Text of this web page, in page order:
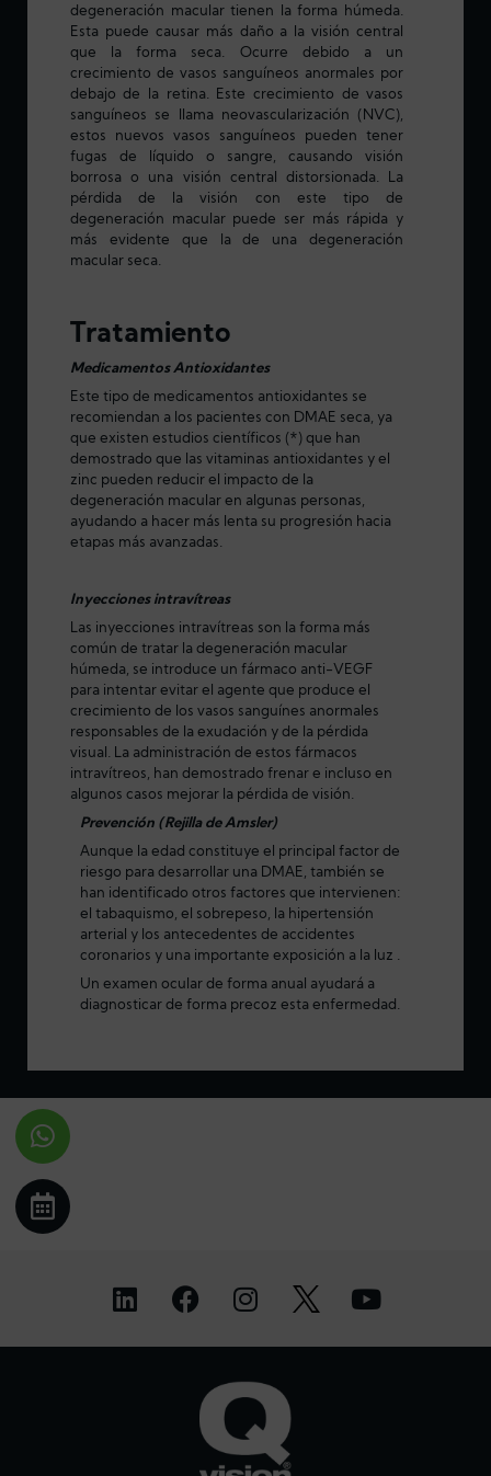
degeneración macular tienen la forma húmeda.
Esta puede causar más daño a la visión central
que la forma seca. Ocurre debido a un
crecimiento de vasos sanguíneos anormales por
debajo de la retina. Este crecimiento de vasos
sanguíneos se llama neovascularización (NVC),
estos nuevos vasos sanguíneos pueden tener
fugas de líquido o sangre, causando visión
borrosa o una visión central distorsionada. La
pérdida de la visión con este tipo de
degeneración macular puede ser más rápida y
más evidente que la de una degeneración
macular seca.
Tratamiento
Medicamentos Antioxidantes
Este tipo de medicamentos antioxidantes se
recomiendan a los pacientes con DMAE seca, ya
que existen estudios científicos (*) que han
demostrado que las vitaminas antioxidantes y el
zinc pueden reducir el impacto de la
degeneración macular en algunas personas,
ayudando a hacer más lenta su progresión hacia
etapas más avanzadas.
Inyecciones intravítreas
Las inyecciones intravítreas son la forma más
común de tratar la degeneración macular
húmeda, se introduce un fármaco anti-VEGF
para intentar evitar el agente que produce el
crecimiento de los vasos sanguínes anormales
responsables de la exudación y de la pérdida
visual. La administración de estos fármacos
intravítreos, han demostrado frenar e incluso en
algunos casos mejorar la pérdida de visión.
Prevención (Rejilla de Amsler)
Aunque la edad constituye el principal factor de
riesgo para desarrollar una DMAE, también se
han identificado otros factores que intervienen:
el tabaquismo, el sobrepeso, la hipertensión
arterial y los antecedentes de accidentes
coronarios y una importante exposición a la luz .
Un examen ocular de forma anual ayudará a
diagnosticar de forma precoz esta enfermedad.